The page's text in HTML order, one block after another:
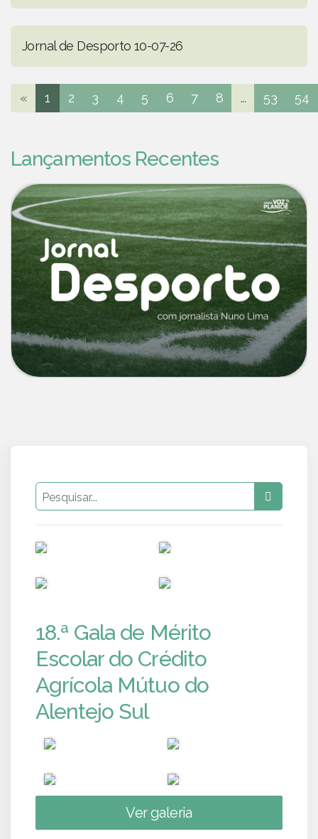
Jornal de Desporto 10-07-26
« 1 2 3 4 5 6 7 8 ... 53 54
Lançamentos Recentes
18.ª Gala de Mérito
Escolar do Crédito
Agrícola Mútuo do
Alentejo Sul
Ver galeria